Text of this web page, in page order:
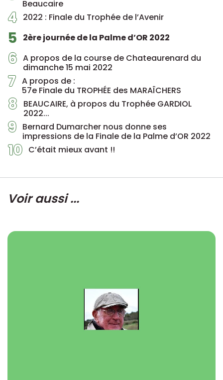
Beaucaire
4 2022 : Finale du Trophée de l’Avenir
5 2ère journée de la Palme d’OR 2022
6 A propos de la course de Chateaurenard du
dimanche 15 mai 2022
7 A propos de :
57e Finale du TROPHÉE des MARAÎCHERS
8
BEAUCAIRE, à propos du Trophée GARDIOL
2022...
9 Bernard Dumarcher nous donne ses
impressions de la Finale de la Palme d’OR 2022
10 C’était mieux avant !!
Voir aussi ...